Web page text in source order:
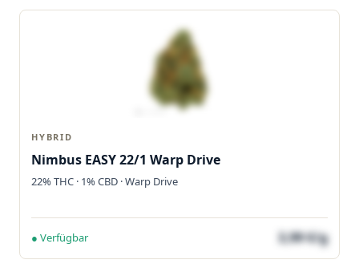
HYBRID
Nimbus EASY 22/1 Warp Drive
22% THC · 1% CBD · Warp Drive
● Verfügbar 3,99 €/g